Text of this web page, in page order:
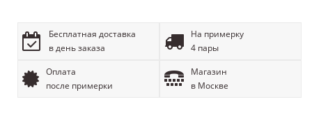
Бесплатная доставка
в день заказа
На примерку
4 пары
Оплата
после примерки
Магазин
в Москве